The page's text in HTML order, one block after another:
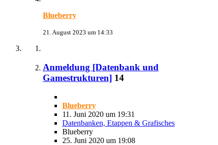
Blueberry
21. August 2023 um 14:33
Anmeldung [Datenbank und
Gamestrukturen] 14
Blueberry
11. Juni 2020 um 19:31
Datenbanken, Etappen & Grafisches
Blueberry
25. Juni 2020 um 19:08